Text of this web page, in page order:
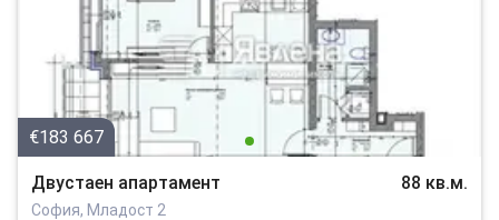
€183 667
Двустаен апартамент 88 кв.м.
София, Младост 2